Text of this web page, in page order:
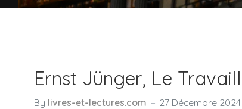
Ernst Jünger, Le
By livres-et-lectures.com 27 Décembre 2024